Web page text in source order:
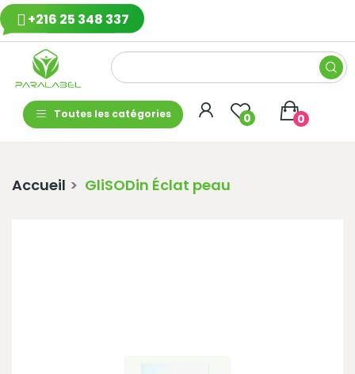
+216 25 348 337
Toutes les catégories 0 0
Accueil GliSODin Éclat peau